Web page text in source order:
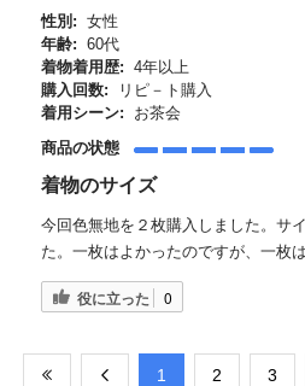
性別: 女性
年齢: 60代
着物着用歴: 4年以上
購入回数:
リピ－ト購入
着用シーン:
お茶会
商品の状態
着物のサイズ
今回色無地を２枚購入しました。サ
た。一枚はよかったのですが、一枚
役に立った 0
​1 ​2 ​3